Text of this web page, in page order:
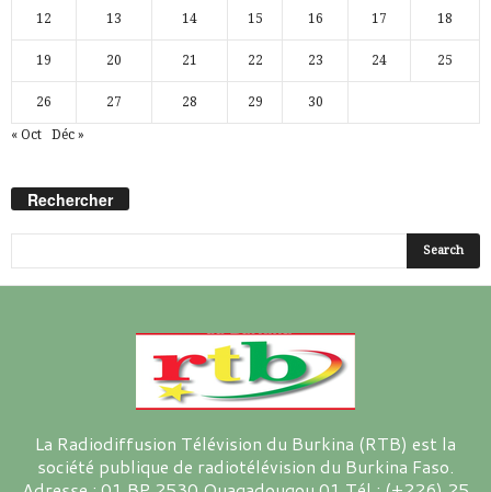
12 13 14 15 16 17 18
19 20 21 22 23 24 25
26 27 28 29 30
« Oct Déc »
Rechercher
La Radiodiffusion Télévision du Burkina (RTB) est la
société publique de radiotélévision du Burkina Faso.